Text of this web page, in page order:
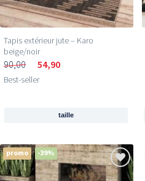
Tapis extérieur jute​ – Karo
beige/noir
90,00 54,90
Best-seller
taille
promo -39%